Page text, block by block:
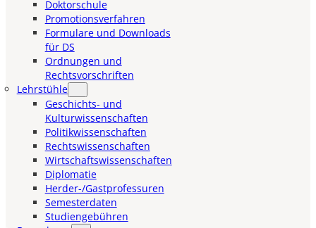
Doktorschule
Promotionsverfahren
Formulare und Downloads
für DS
Ordnungen und
Rechtsvorschriften
Lehrstühle
Geschichts- und
Kulturwissenschaften
Politikwissenschaften
Rechtswissenschaften
Wirtschaftswissenschaften
Diplomatie
Herder-/Gastprofessuren
Semesterdaten
Studiengebühren